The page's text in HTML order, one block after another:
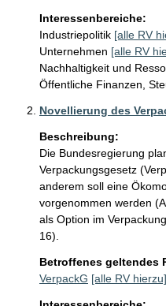
Interessenbereiche:
Industriepolitik [alle RV
Unternehmen [alle RV
Nachhaltigkeit und
Öffentliche Finanzen,
Novellierung des
Beschreibung:
Die Bundesregierung
Verpackungsgesetz
anderem soll eine
vorgenommen werden
als Option im
16).
Betroffenes geltendes
VerpackG [alle RV hierzu]